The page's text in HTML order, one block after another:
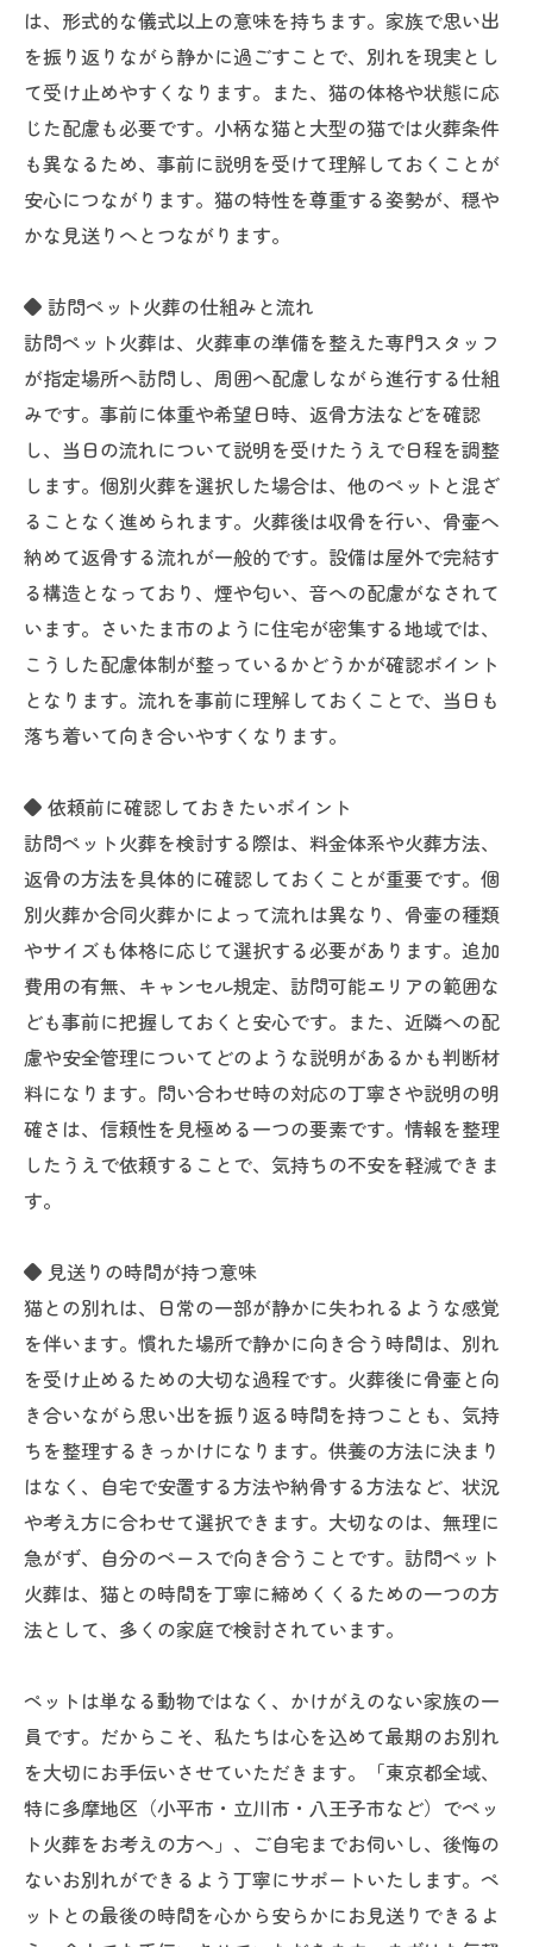
は、形式的な儀式以上の意味を持ちます。家族で思い出
を振り返りながら静かに過ごすことで、別れを現実とし
て受け止めやすくなります。また、猫の体格や状態に応
じた配慮も必要です。小柄な猫と大型の猫では火葬条件
も異なるため、事前に説明を受けて理解しておくことが
安心につながります。猫の特性を尊重する姿勢が、穏や
かな見送りへとつながります。
◆ 訪問ペット火葬の仕組みと流れ
訪問ペット火葬は、火葬車の準備を整えた専門スタッフ
が指定場所へ訪問し、周囲へ配慮しながら進行する仕組
みです。事前に体重や希望日時、返骨方法などを確認
し、当日の流れについて説明を受けたうえで日程を調整
します。個別火葬を選択した場合は、他のペットと混ざ
ることなく進められます。火葬後は収骨を行い、骨壷へ
納めて返骨する流れが一般的です。設備は屋外で完結す
る構造となっており、煙や匂い、音への配慮がなされて
います。さいたま市のように住宅が密集する地域では、
こうした配慮体制が整っているかどうかが確認ポイント
となります。流れを事前に理解しておくことで、当日も
落ち着いて向き合いやすくなります。
◆ 依頼前に確認しておきたいポイント
訪問ペット火葬を検討する際は、料金体系や火葬方法、
返骨の方法を具体的に確認しておくことが重要です。個
別火葬か合同火葬かによって流れは異なり、骨壷の種類
やサイズも体格に応じて選択する必要があります。追加
費用の有無、キャンセル規定、訪問可能エリアの範囲な
ども事前に把握しておくと安心です。また、近隣への配
慮や安全管理についてどのような説明があるかも判断材
料になります。問い合わせ時の対応の丁寧さや説明の明
確さは、信頼性を見極める一つの要素です。情報を整理
したうえで依頼することで、気持ちの不安を軽減できま
す。
◆ 見送りの時間が持つ意味
猫との別れは、日常の一部が静かに失われるような感覚
を伴います。慣れた場所で静かに向き合う時間は、別れ
を受け止めるための大切な過程です。火葬後に骨壷と向
き合いながら思い出を振り返る時間を持つことも、気持
ちを整理するきっかけになります。供養の方法に決まり
はなく、自宅で安置する方法や納骨する方法など、状況
や考え方に合わせて選択できます。大切なのは、無理に
急がず、自分のペースで向き合うことです。訪問ペット
火葬は、猫との時間を丁寧に締めくくるための一つの方
法として、多くの家庭で検討されています。
ペットは単なる動物ではなく、かけがえのない家族の一
員です。だからこそ、私たちは心を込めて最期のお別れ
を大切にお手伝いさせていただきます。「東京都全域、
特に多摩地区（小平市・立川市・八王子市など）でペッ
ト火葬をお考えの方へ」、ご自宅までお伺いし、後悔の
ないお別れができるよう丁寧にサポートいたします。ペ
ットとの最後の時間を心から安らかにお見送りできるよ